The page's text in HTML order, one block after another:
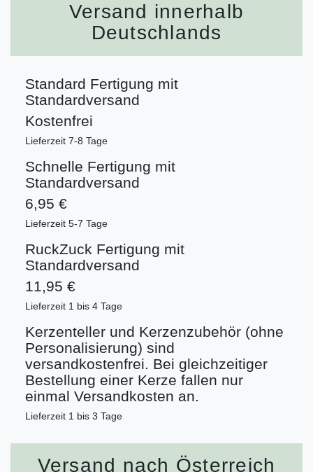
Versand innerhalb
Deutschlands
Standard Fertigung mit
Standardversand
Kostenfrei
Lieferzeit 7-8 Tage
Schnelle Fertigung mit
Standardversand
6,95 €
Lieferzeit 5-7 Tage
RuckZuck Fertigung mit
Standardversand
11,95 €
Lieferzeit 1 bis 4 Tage
Kerzenteller und Kerzenzubehör (ohne
Personalisierung) sind
versandkostenfrei. Bei gleichzeitiger
Bestellung einer Kerze fallen nur
einmal Versandkosten an.
Lieferzeit 1 bis 3 Tage
Versand nach Österreich